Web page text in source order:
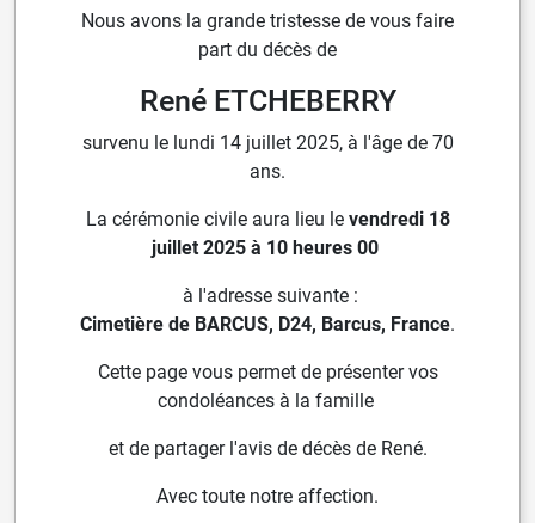
Nous avons la grande tristesse de vous faire
part du décès de
René ETCHEBERRY
survenu le lundi 14 juillet 2025, à l'âge de 70
ans.
La cérémonie civile aura lieu le vendredi 18
juillet 2025 à 10 heures 00
à l'adresse suivante :
Cimetière de BARCUS, D24, Barcus, France.
Cette page vous permet de présenter vos
condoléances à la famille
et de partager l'avis de décès de René.
Avec toute notre affection.